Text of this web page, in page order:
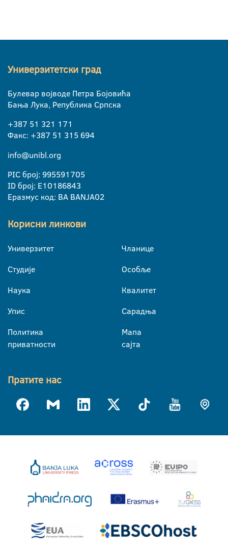
Универзитетски град
Булевар војводе Петра Бојовића
Бања Лука, Република Српска
+387 51 321 171
Факс: +387 51 315 694
info@unibl.org
PIC број: 995591705
ID број: E10186843
Еразмус код: BA BANJA02
Корисни линкови
Универзитет
Студије
Наука
Упис
Политика
приватности
Чланице
Особље
Квалитет
Сарадња
Мапа
сајта
Пратите нас